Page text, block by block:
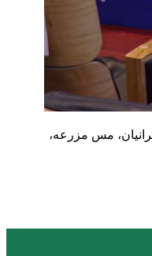
مس مزرعه،